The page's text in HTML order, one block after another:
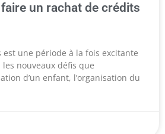
un rachat de crédits
est une période à la fois excitante
nouveaux défis que
d’un enfant, l’organisation du